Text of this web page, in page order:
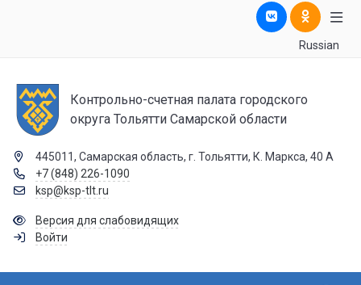
Russian
Контрольно-счетная палата городского
округа Тольятти Самарской области
445011, Самарская область, г. Тольятти, К. Маркса, 40 А
+7 (848) 226-1090
ksp@ksp-tlt.ru
Версия для слабовидящих
Войти